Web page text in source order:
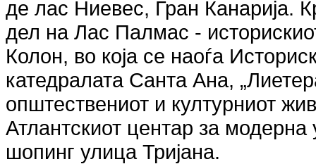
де лас Ниевес, Гран Канарија.
дел на Лас Палмас -
Колон, во која се наоѓа
катедралата Санта Ана,
општествениот и културниот
Атлантскиот центар за модерна
шопинг улица Тријана.